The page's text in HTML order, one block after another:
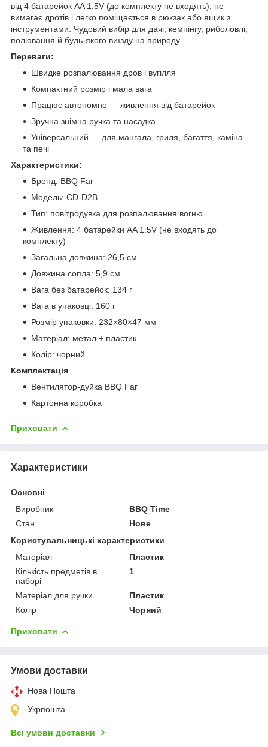
від 4 батарейок AA 1.5V (до комплекту не входять), не
вимагає дротів і легко поміщається в рюкзак або ящик з
інструментами. Чудовий вибір для дачі, кемпінгу, риболовлі,
полювання й будь-якого виїзду на природу.
Переваги:
Швидке розпалювання дров і вугілля
Компактний розмір і мала вага
Працює автономно — живлення від батарейок
Зручна знімна ручка та насадка
Універсальний — для мангала, гриля, багаття, каміна
та печі
Характеристики:
Бренд: BBQ Far
Модель: CD-D2B
Тип: повітродувка для розпалювання вогню
Живлення: 4 батарейки AA 1.5V (не входять до
комплекту)
Загальна довжина: 26,5 см
Довжина сопла: 5,9 см
Вага без батарейок: 134 г
Вага в упаковці: 160 г
Розмір упаковки: 232×80×47 мм
Матеріал: метал + пластик
Колір: чорний
Комплектація
Вентилятор-дуйка BBQ Far
Картонна коробка
Приховати
Характеристики
Основні
Виробник
BBQ Time
Стан
Нове
Користувальницькі характеристики
Матеріал
Пластик
Кількість предметів в
наборі
1
Матеріал для ручки
Пластик
Колір
Чорний
Приховати
Умови доставки
Нова Пошта
Укрпошта
Всі умови доставки